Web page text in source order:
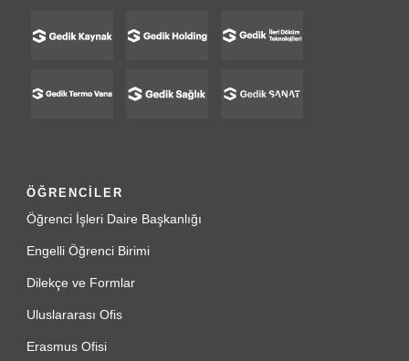
ÖĞRENCİLER
Öğrenci İşleri Daire Başkanlığı
Engelli Öğrenci Birimi
Dilekçe ve Formlar
Uluslararası Ofis
Erasmus Ofisi